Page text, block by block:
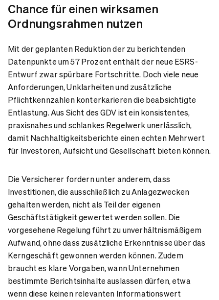
Chance für einen wirksamen
Ordnungsrahmen nutzen
Mit der geplanten Reduktion der zu berichtenden
Datenpunkte um 57 Prozent enthält der neue ESRS-
Entwurf zwar spürbare Fortschritte. Doch viele neue
Anforderungen, Unklarheiten und zusätzliche
Pflichtkennzahlen konterkarieren die beabsichtigte
Entlastung. Aus Sicht des GDV ist ein konsistentes,
praxisnahes und schlankes Regelwerk unerlässlich,
damit Nachhaltigkeitsberichte einen echten Mehrwert
für Investoren, Aufsicht und Gesellschaft bieten können.
Die Versicherer fordern unter anderem, dass
Investitionen, die ausschließlich zu Anlagezwecken
gehalten werden, nicht als Teil der eigenen
Geschäftstätigkeit gewertet werden sollen. Die
vorgesehene Regelung führt zu unverhältnismäßigem
Aufwand, ohne dass zusätzliche Erkenntnisse über das
Kerngeschäft gewonnen werden können. Zudem
braucht es klare Vorgaben, wann Unternehmen
bestimmte Berichtsinhalte auslassen dürfen, etwa
wenn diese keinen relevanten Informationswert